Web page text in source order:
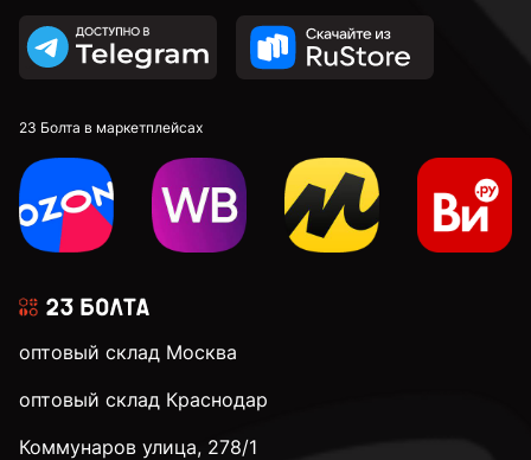
23 Болта в маркетплейсах
оптовый склад Москва
оптовый склад Краснодар
Коммунаров улица, 278/1